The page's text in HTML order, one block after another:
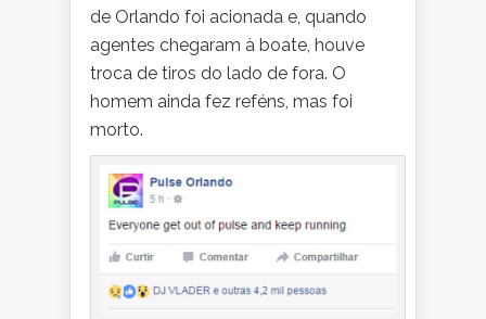
de Orlando foi acionada e, quando
agentes chegaram à boate, houve
troca de tiros do lado de fora. O
homem ainda fez reféns, mas foi
morto.